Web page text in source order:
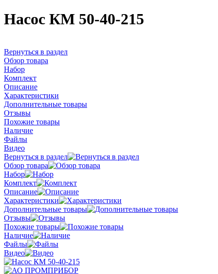
Насос КМ 50-40-215
Вернуться в раздел
Обзор товара
Набор
Комплект
Описание
Характеристики
Дополнительные товары
Отзывы
Похожие товары
Наличие
Файлы
Видео
Вернуться в раздел
Обзор товара
Набор
Комплект
Описание
Характеристики
Дополнительные товары
Отзывы
Похожие товары
Наличие
Файлы
Видео